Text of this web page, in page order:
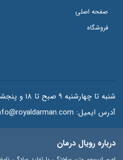
صفحه اصلی
فروشگاه
شنبه تا چهارشنبه 9 صبح تا 18 و پنجشنبه 9 صبح تا 13 پاسخگوی شما هستیم.
آدرس ایمیل:
درباره رویال درمان